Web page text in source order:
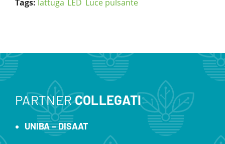
Tags: lattuga LED Luce pulsante
PARTNERCOLLEGATI
UNIBA – DISAAT